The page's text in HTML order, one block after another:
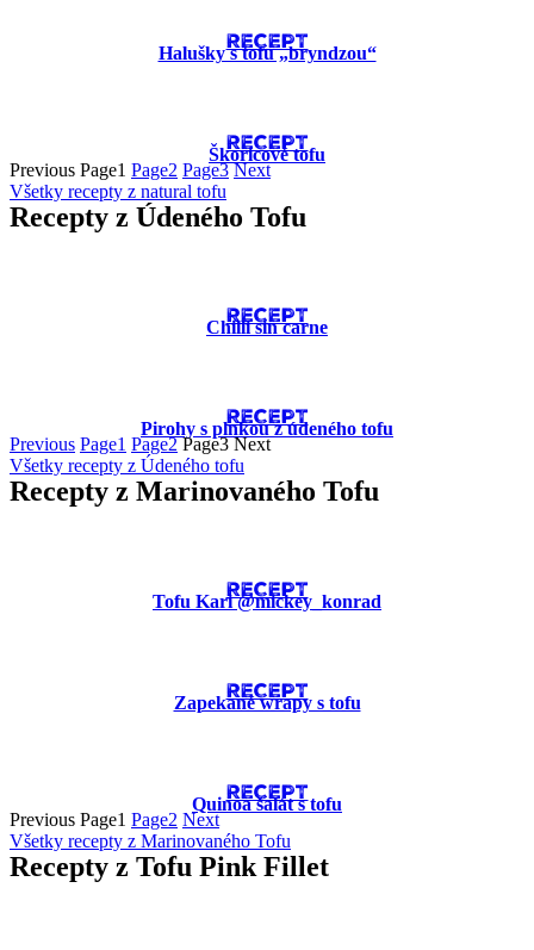
RECEPT
Halušky s tofu „bryndzou“
RECEPT
Škoricové tofu
Previous Page1 Page2 Page3 Next
Všetky recepty z natural tofu
Recepty z Údeného Tofu
RECEPT
Chilli sin carne
RECEPT
Pirohy s plnkou z údeného tofu
Previous Page1 Page2 Page3 Next
Všetky recepty z Údeného tofu
Recepty z Marinovaného Tofu
RECEPT
Tofu Kari @mickey_konrad
RECEPT
Zapekané wrapy s tofu
RECEPT
Quinoa šalát s tofu
Previous Page1 Page2 Next
Všetky recepty z Marinovaného Tofu
Recepty z Tofu Pink Fillet